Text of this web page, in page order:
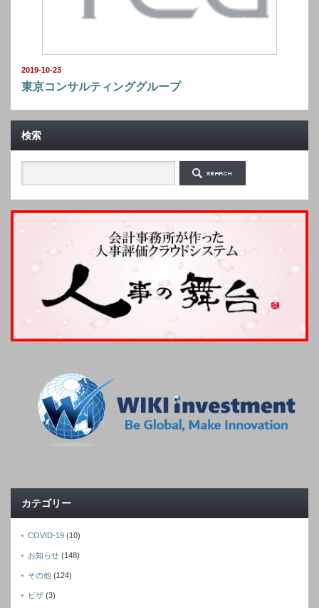
2019-10-23
東京コンサルティンググループ
検索
カテゴリー
COVID-19 (10)
お知らせ (148)
その他 (124)
ビザ (3)